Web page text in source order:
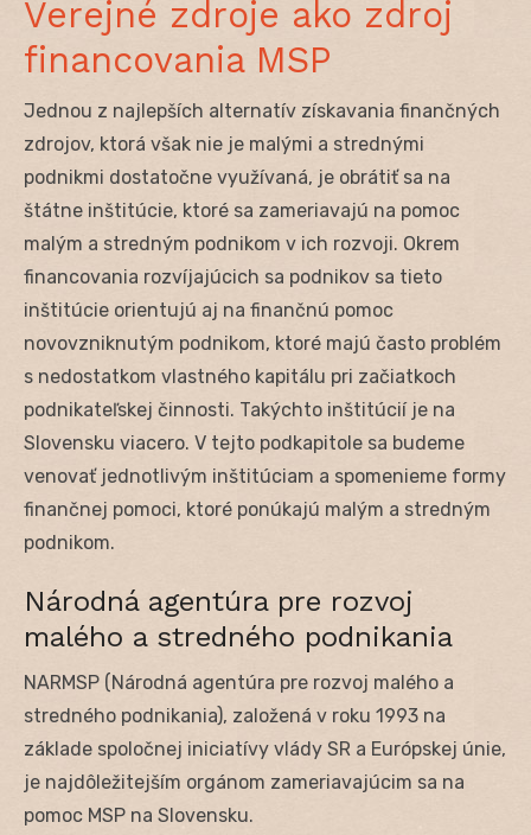
Verejné zdroje ako zdroj
financovania MSP
Jednou z najlepších alternatív získavania finančných
zdrojov, ktorá však nie je malými a strednými
podnikmi dostatočne využívaná, je obrátiť sa na
štátne inštitúcie, ktoré sa zameriavajú na pomoc
malým a stredným podnikom v ich rozvoji. Okrem
financovania rozvíjajúcich sa podnikov sa tieto
inštitúcie orientujú aj na finančnú pomoc
novovzniknutým podnikom, ktoré majú často problém
s nedostatkom vlastného kapitálu pri začiatkoch
podnikateľskej činnosti. Takýchto inštitúcií je na
Slovensku viacero. V tejto podkapitole sa budeme
venovať jednotlivým inštitúciam a spomenieme formy
finančnej pomoci, ktoré ponúkajú malým a stredným
podnikom.
Národná agentúra pre rozvoj
malého a stredného podnikania
NARMSP (Národná agentúra pre rozvoj malého a
stredného podnikania), založená v roku 1993 na
základe spoločnej iniciatívy vlády SR a Európskej únie,
je najdôležitejším orgánom zameriavajúcim sa na
pomoc MSP na Slovensku.